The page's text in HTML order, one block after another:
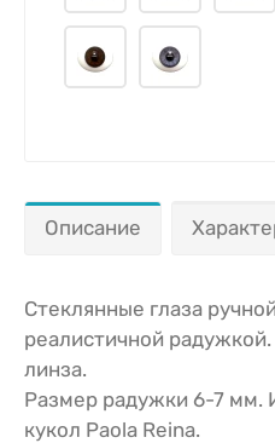
Описание
Стеклянные глаза
реалистичной
линза.
Размер радужки 6-7 мм.
кукол Paola Reina.